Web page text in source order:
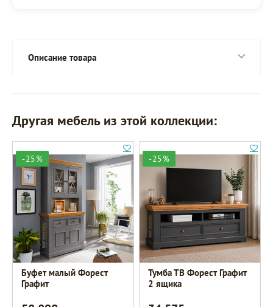
Описание товара
Другая мебель из этой коллекции:
-25%
Буфет малый Форест
Графит
-25%
Тумба ТВ Форест Графит
2 ящика